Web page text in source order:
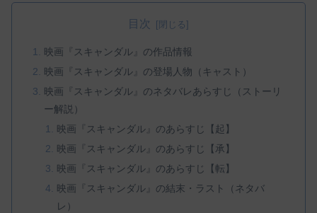
目次
映画『スキャンダル』の作品情報
映画『スキャンダル』の登場人物（キャスト）
映画『スキャンダル』のネタバレあらすじ（ストーリ
ー解説）
映画『スキャンダル』のあらすじ【起】
映画『スキャンダル』のあらすじ【承】
映画『スキャンダル』のあらすじ【転】
映画『スキャンダル』の結末・ラスト（ネタバ
レ）